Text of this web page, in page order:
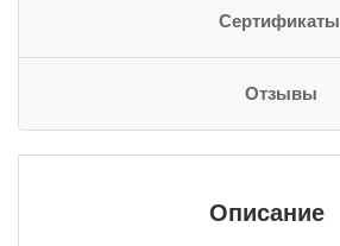
Сертификаты
Отзывы
Описание